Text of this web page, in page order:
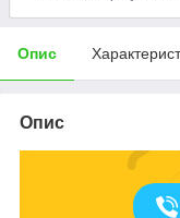
Опис
Опис